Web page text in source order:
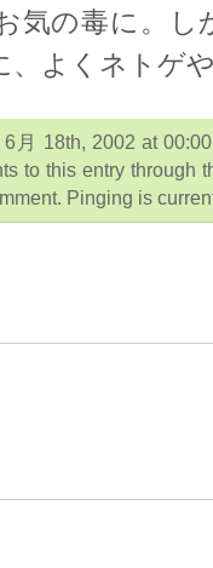
気の毒に。し
、よくネトゲ
月 18th, 2002 at
to this entry through
Pinging is